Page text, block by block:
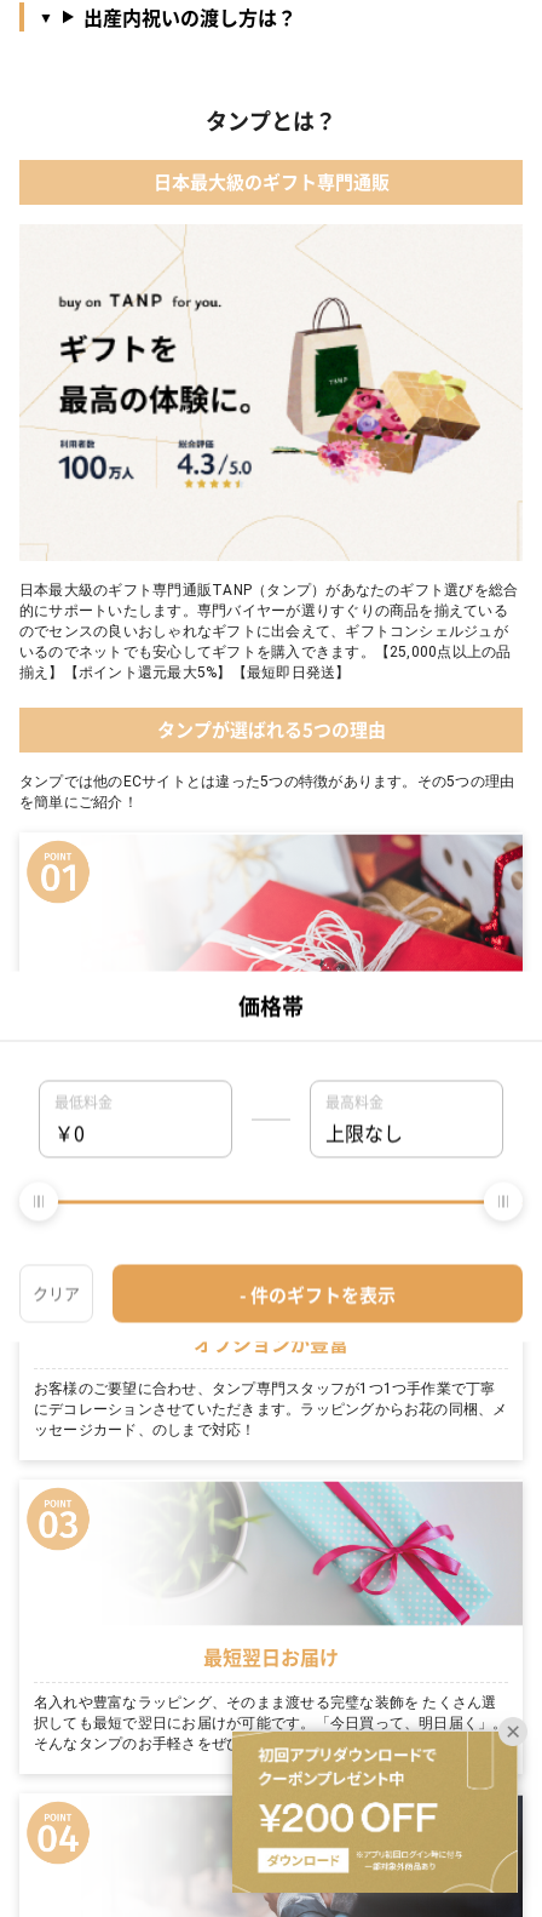
出産内祝いの渡し方は？
タンプとは？
日本最大級のギフト専門通販
日本最大級のギフト専門通販TANP（タンプ）があなたのギフト選びを総合
的にサポートいたします。専門バイヤーが選りすぐりの商品を揃えている
のでセンスの良いおしゃれなギフトに出会えて、ギフトコンシェルジュが
いるのでネットでも安心してギフトを購入できます。【25,000点以上の品
揃え】【ポイント還元最大5%】【最短即日発送】
タンプが選ばれる5つの理由
タンプでは他のECサイトとは違った5つの特徴があります。その5つの理由
を簡単にご紹介！
充実の品揃えとタンプ限定セットが豊富
プがぴったりの商品を提案いたします。シーン毎に適切なタンプ限定セ
オプションが豊富
お客様のご要望に合わせ、タンプ専門スタッフが1つ1つ手作業で丁寧
にデコレーションさせていただきます。ラッピングからお花の同梱、メ
ッセージカード、のしまで対応！
最短翌日お届け
名入れや豊富なラッピング、そのまま渡せる完璧な装飾を たくさん選
択しても最短で翌日にお届けが可能です。「今日買って、明日届く」。
そんなタンプのお手軽さをぜひご体感ください。